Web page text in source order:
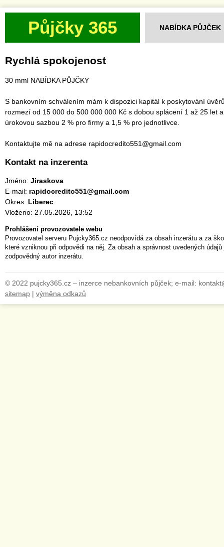
Půjčky 365 NABÍDKA PŮJČEK
Rychlá spokojenost
30 mml NABÍDKA PŮJČKY
S bankovním schválením mám k dispozici kapitál k poskytování
rozmezí od 15 000 do 500 000 000 Kč s dobou splácení 1 až 25 let a
úrokovou sazbou 2 % pro firmy a 1,5 % pro jednotlivce.
Kontaktujte mě na adrese rapidocredito551@gmail.com
Kontakt na inzerenta
Jméno: Jiraskova
E-mail: rapidocredito551@gmail.com
Okres: Liberec
Vloženo: 27.05.2026, 13:52
Prohlášení provozovatele webu
Provozovatel serveru Pujcky365.cz neodpovídá za obsah inzerátu a za
které vzniknou při odpovědi na něj. Za obsah a správnost uvedených
zodpovědný autor inzerátu.
© 2022 pujcky365.cz – inzerce nebankovních půjček; e-mail:
sitemap | výměna odkazů